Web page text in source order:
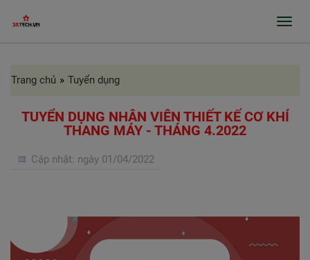
GIỚI THIỆU
SẢN PHẨM
PROFILE
GIA CÔNG THEO ĐƠN ĐẶT HÀNG
DỰ ÁN
Trang chủ » Tuyển dụng
TUYỂN DỤNG NHÂN VIÊN THIẾT KẾ CƠ KHÍ
THANG MÁY - THÁNG 4.2022
Cập nhật: ngày 01/04/2022